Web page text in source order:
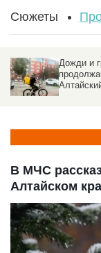
Сюжеты
Дожди и
В МЧС
Алтайском